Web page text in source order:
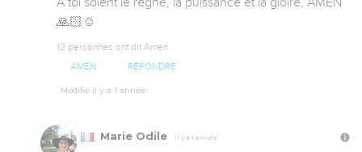
🙏🏻☺️
12 personnes ont dit Amen
AMEN RÉPONDRE
Modifié il y a 1 année
Marie Odile Il y a 1 année